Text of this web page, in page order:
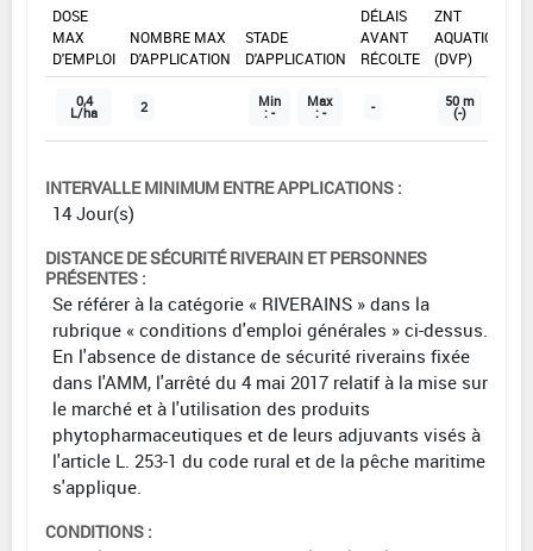
DOSE
MAX
D'EMPLOI
NOMBRE MAX
D'APPLICATION
STADE
D'APPLICATION
DÉLAIS
AVANT
RÉCOLTE
ZNT
AQUATIQUE
(DVP)
0,4
L/ha 2 Min
: -
Max
: - - 50 m
(-)
INTERVALLE MINIMUM ENTRE APPLICATIONS :
14 Jour(s)
DISTANCE DE SÉCURITÉ RIVERAIN ET PERSONNES
PRÉSENTES :
Se référer à la catégorie « RIVERAINS » dans la
rubrique « conditions d'emploi générales » ci-dessus.
En l'absence de distance de sécurité riverains fixée
dans l'AMM, l'arrêté du 4 mai 2017 relatif à la mise sur
le marché et à l'utilisation des produits
phytopharmaceutiques et de leurs adjuvants visés à
l'article L. 253-1 du code rural et de la pêche maritime
s'applique.
CONDITIONS :